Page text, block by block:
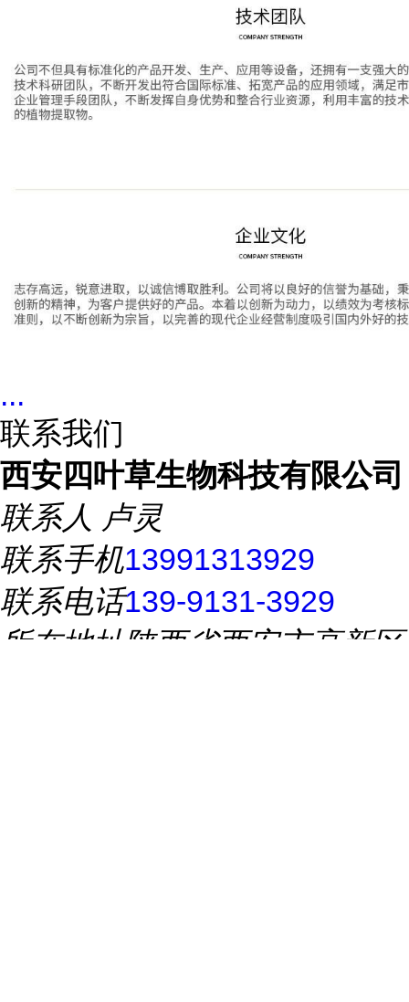
...
联系我们
西安四叶草生物科技有限公司
联系人 卢灵
联系手机13991313929
联系电话139-9131-3929
所在地址 陕西省西安市高新区